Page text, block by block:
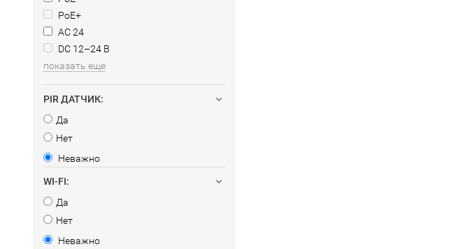
PoE+
AC 24
DC 12–24 В
показать еще
PIR ДАТЧИК:
Да
Нет
Неважно
WI-FI:
Да
Нет
Неважно